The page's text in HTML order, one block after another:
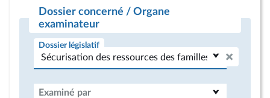
Dossier concerné / Organe
examinateur
Dossier législatif
Examiné par